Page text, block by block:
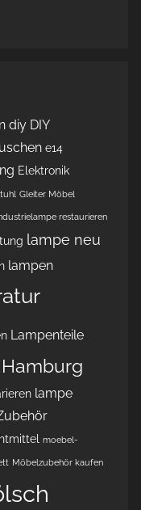
diy DIY
e14
Elektronik
Gleiter Möbel
restaurieren
lampe neu
lampen
Lampenteile
lampe
moebel-
Möbelzubehör kaufen